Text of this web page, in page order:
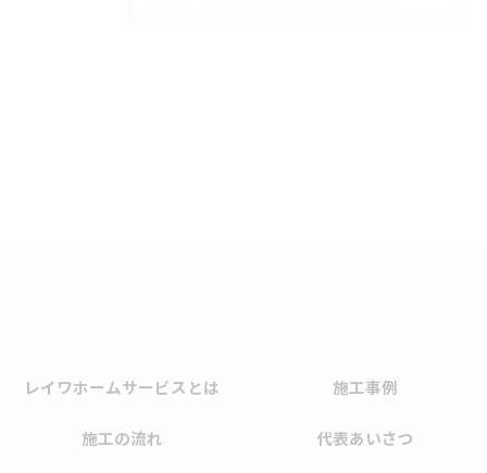
レイワホームサービスとは 施工事例
施工の流れ 代表あいさつ